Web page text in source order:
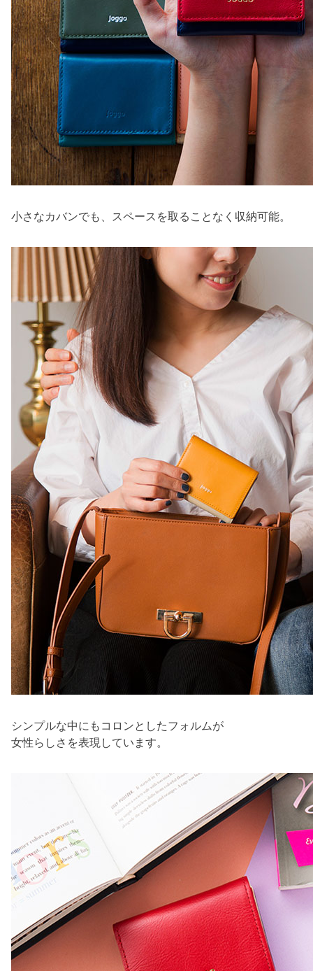
小さなカバンでも、スペースを取ることなく収納可能。
シンプルな中にもコロンとしたフォルムが
女性らしさを表現しています。